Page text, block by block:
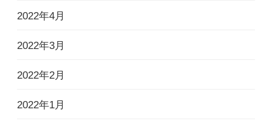
2022年4月
2022年3月
2022年2月
2022年1月